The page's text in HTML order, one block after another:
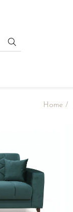
Home /